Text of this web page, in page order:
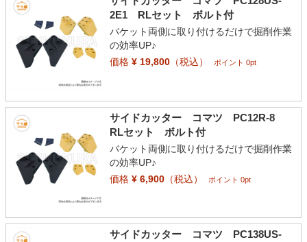
2E1 RLセット ボルト付
バケット両側に取り付けるだけで掘削作業
の効率UP♪
価格¥ 19,800（税込） ポイント 0pt
サイドカッター コマツ PC12R-8
RLセット ボルト付
バケット両側に取り付けるだけで掘削作業
の効率UP♪
価格¥ 6,900（税込） ポイント 0pt
サイドカッター コマツ PC138US-